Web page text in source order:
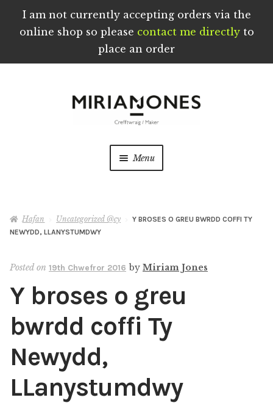
I am not currently accepting orders via the
online shop so please contact me directlyto
place an order
Menu
Blog
Siop
Cysylltu
Hafan Uncategorized @cy
Y BROSES O GREU BWRDD COFFI TY
NEWYDD, LLANYSTUMDWY
Posted on 19th Chwefror 2016 by Miriam Jones
Y broses o greu
bwrdd coffi Ty
Newydd,
LLanystumdwy